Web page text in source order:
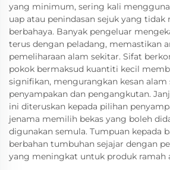
yang minimum, sering kali
uap atau penindasan sejuk yang tidak
berbahaya. Banyak pengeluar
terus dengan peladang, memastikan
pemeliharaan alam sekitar. Sifat
pokok bermaksud kuantiti kecil
signifikan, mengurangkan kesan alam
penyampakan dan pengangkutan.
ini diteruskan kepada pilihan
jenama memilih bekas yang boleh
digunakan semula. Tumpuan kepada
berbahan tumbuhan sejajar dengan
yang meningkat untuk produk ramah